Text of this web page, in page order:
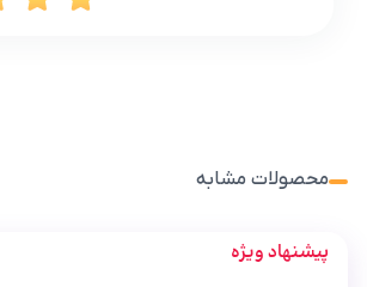
محصولات مشابه
پیشنهاد ویژه